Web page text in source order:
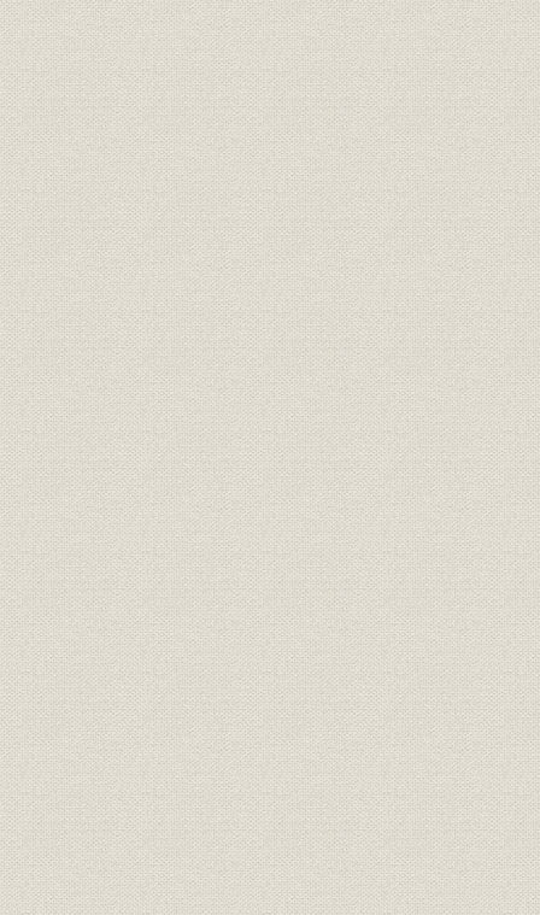
第2節 信号および通信設備
第1 信号および保安設備
第2 通信設備
第8章 民営鉄道
第1節 概説
第1 鉄道国有化後の私設鉄道
第2 「軽便鉄道法」と私設鉄道
第3 「地方鉄道法」の公布
第2節 東日本の民営鉄道
第1 北海道・東北の民営鉄道
第2 関東の民営鉄道
第3 中部の民営鉄道
第3節 西日本の民営鉄道
第1 近畿・中国の民営鉄道
第2 四国・九州の民営鉄道
付録
1 線路名称の変遷
2 停車場一覧